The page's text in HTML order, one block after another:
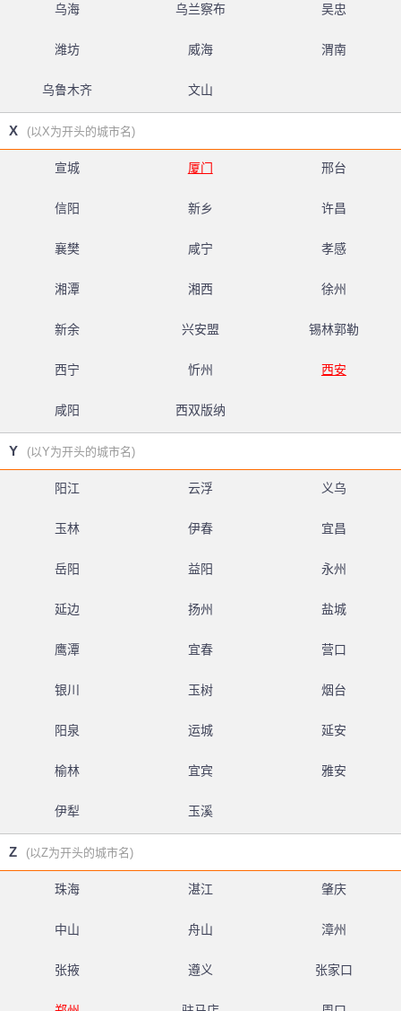
乌海 乌兰察布 吴忠
潍坊 威海 渭南
乌鲁木齐 文山
X (以X为开头的城市名)
宣城 厦门 邢台
信阳 新乡 许昌
襄樊 咸宁 孝感
湘潭 湘西 徐州
新余 兴安盟 锡林郭勒
西宁 忻州 西安
咸阳 西双版纳
Y (以Y为开头的城市名)
阳江 云浮 义乌
玉林 伊春 宜昌
岳阳 益阳 永州
延边 扬州 盐城
鹰潭 宜春 营口
银川 玉树 烟台
阳泉 运城 延安
榆林 宜宾 雅安
伊犁 玉溪
Z (以Z为开头的城市名)
珠海 湛江 肇庆
中山 舟山 漳州
张掖 遵义 张家口